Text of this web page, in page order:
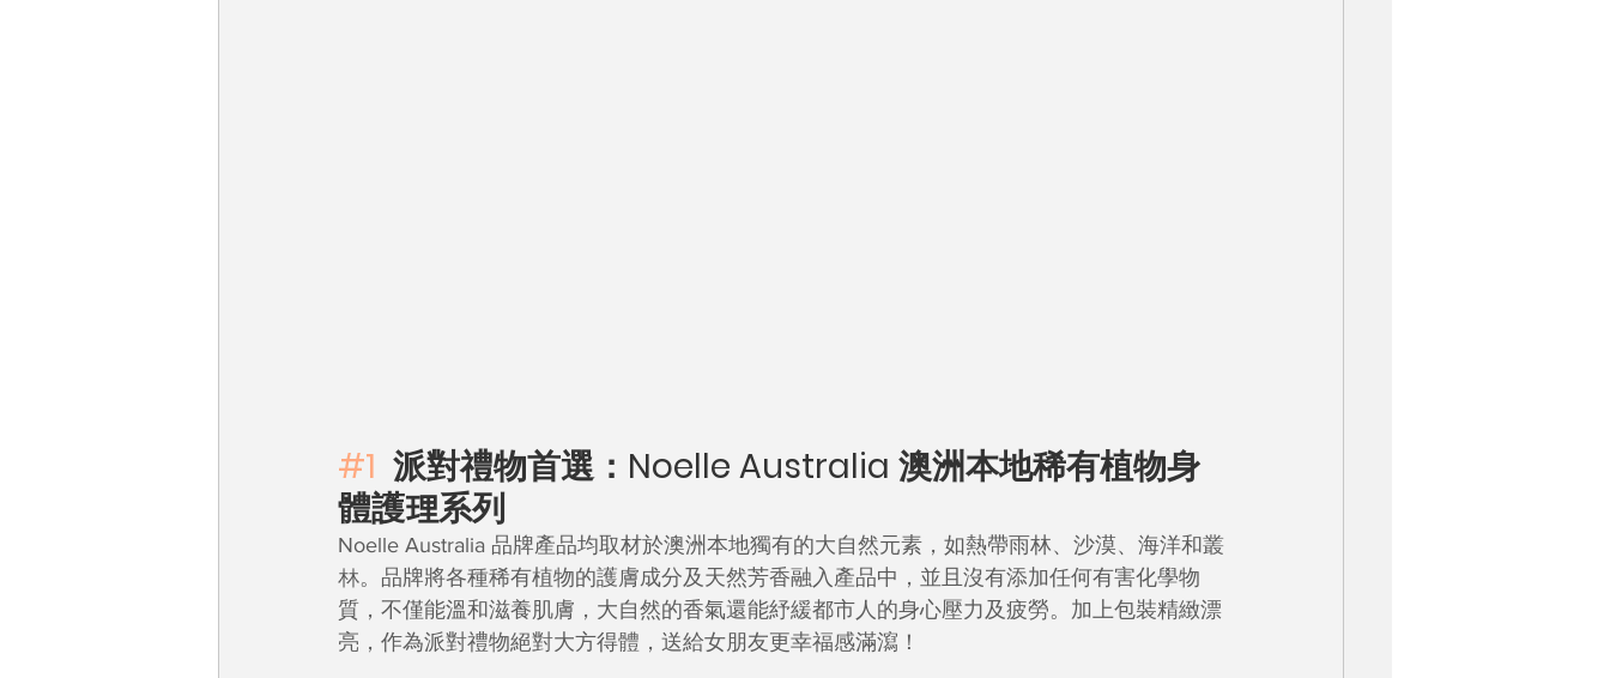
#1
  派對禮物首選：Noelle Australia 澳洲本地稀有植物身
體護理系列
Noelle Australia 品牌產品均取材於澳洲本地獨有的大自然元素，如熱帶雨林、沙漠、海洋和叢
林。品牌將各種稀有植物的護膚成分及天然芳香融入產品中，並且沒有添加任何有害化學物
質，不僅能溫和滋養肌膚，大自然的香氣還能紓緩都市人的身心壓力及疲勞。加上包裝精緻漂
亮，作為派對禮物絕對大方得體，送給女朋友更幸福感滿瀉！